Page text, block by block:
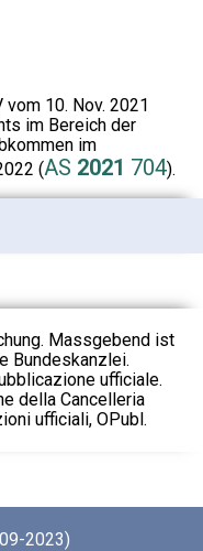
10. Nov. 2021
im Bereich der
im
(AS 2021 704).
Massgebend ist
Bundeskanzlei.
ufficiale.
della Cancelleria
ufficiali, OPubl.
2023)